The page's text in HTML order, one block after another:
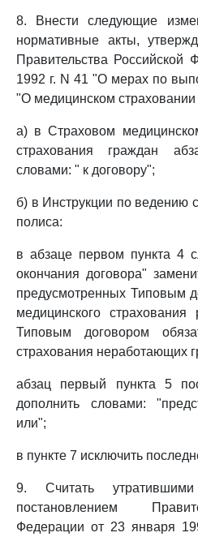
8. Внести следующие
нормативные акты,
Правительства Российской
1992 г. N 41 "О мерах по
"О медицинском
а) в Страховом
страхования граждан
словами: " к договору";
б) в Инструкции по ведению
полиса:
в абзаце первом пункта 4
окончания договора"
предусмотренных Типовым
медицинского
Типовым договором
страхования неработающих
абзац первый пункта 5
дополнить словами:
или";
в пункте 7 исключить
9. Считать
постановлением
Федерации от 23 января